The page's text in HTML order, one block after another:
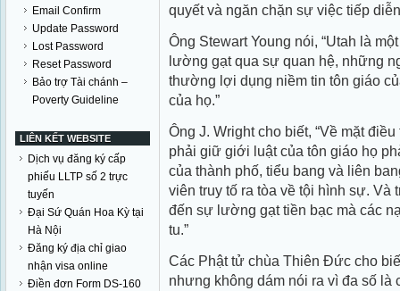
Email Confirm
Update Password
Lost Password
Reset Password
Bảo trợ Tài chánh –
Poverty Guideline
LIÊN KẾT WEBSITE
Dịch vụ đăng ký cấp
phiếu LLTP số 2 trực
tuyến
Đại Sứ Quán Hoa Kỳ tại
Hà Nội
Đăng ký địa chỉ giao
nhận visa online
Điền đơn Form DS-160
quyết và ngăn chặn sự việc tiếp
Ông Stewart Young nói, “Utah là
lường gạt qua sự quan hệ, những
thường lợi dụng niềm tin tôn giáo
của họ.”
Ông J. Wright cho biết, “Về mặt
phải giữ giới luật của tôn giáo họ
của thành phố, tiểu bang và liên
viên truy tố ra tòa về tội hình sự.
đến sự lường gạt tiền bạc mà các
tu.”
Các Phật tử chùa Thiên Ðức cho
nhưng không dám nói ra vì đa số